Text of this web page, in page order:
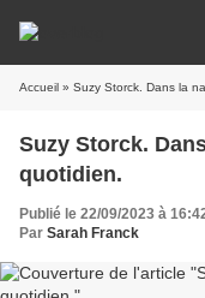
Accueil » Suzy Storck. Dans la
Suzy Storck.
quotidien.
Publié le 22/09/2023 à
Par Sarah Franck